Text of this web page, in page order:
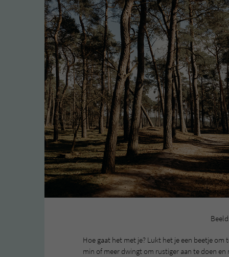
Beeld:
Hoe gaat het met je? Lukt het je een beetje
min of meer dwingt om rustiger aan te doen